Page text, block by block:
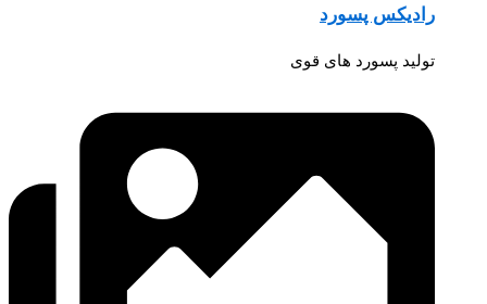
رادیکس پسورد
تولید پسورد های قوی